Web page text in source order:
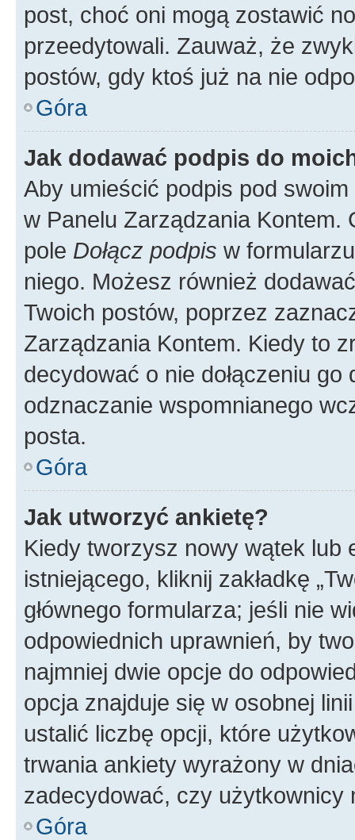
post, choć oni mogą zostawić
przeedytowali. Zauważ, że
postów, gdy ktoś już na nie
Góra
Jak dodawać podpis do
Aby umieścić podpis pod
w Panelu Zarządzania
pole Dołącz podpis w
niego. Możesz również
Twoich postów, poprzez
Zarządzania Kontem. Kiedy to
decydować o nie dołączeniu
odznaczanie wspomnianego
posta.
Góra
Jak utworzyć ankietę?
Kiedy tworzysz nowy wątek lub
istniejącego, kliknij zakładkę
głównego formularza; jeśli nie
odpowiednich uprawnień, by
najmniej dwie opcje do
opcja znajduje się w osobnej
ustalić liczbę opcji, które
trwania ankiety wyrażony w
zadecydować, czy użytkownicy
Góra